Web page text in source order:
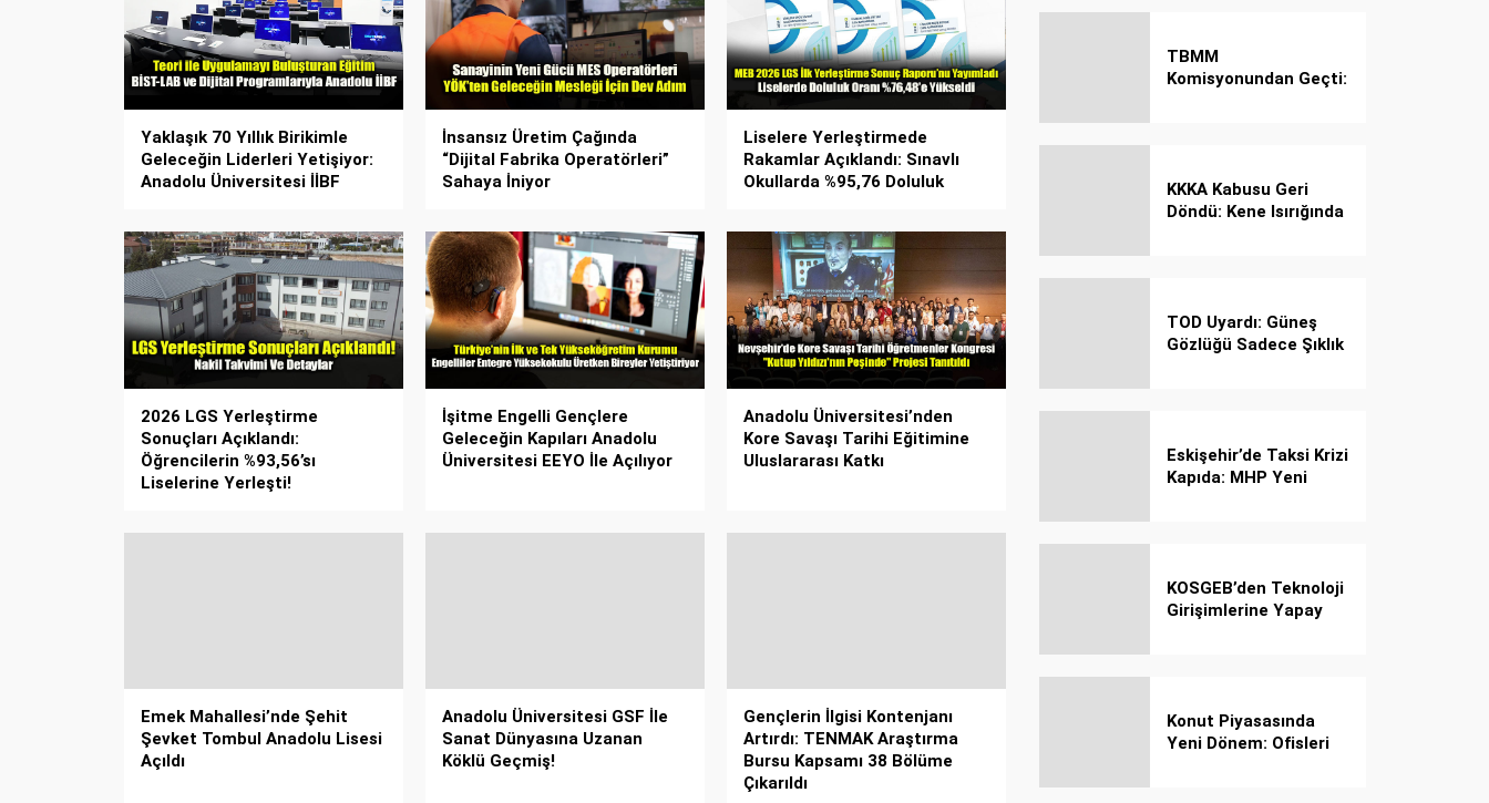
Yaklaşık 70 Yıllık Birikimle
Geleceğin Liderleri Yetişiyor:
Anadolu Üniversitesi İİBF
İnsansız Üretim Çağında
“Dijital Fabrika Operatörleri”
Sahaya İniyor
Liselere Yerleştirmede
Rakamlar Açıklandı: Sınavlı
Okullarda %95,76 Doluluk
2026 LGS Yerleştirme
Sonuçları Açıklandı:
Öğrencilerin %93,56’sı
Liselerine Yerleşti!
İşitme Engelli Gençlere
Geleceğin Kapıları Anadolu
Üniversitesi EEYO İle Açılıyor
Anadolu Üniversitesi’nden
Kore Savaşı Tarihi Eğitimine
Uluslararası Katkı
Emek Mahallesi’nde Şehit
Şevket Tombul Anadolu Lisesi
Açıldı
Anadolu Üniversitesi GSF İle
Sanat Dünyasına Uzanan
Köklü Geçmiş!
Gençlerin İlgisi Kontenjanı
Artırdı: TENMAK Araştırma
Bursu Kapsamı 38 Bölüme
Çıkarıldı
TBMM
Komisyonundan Geçti:
KKKA Kabusu Geri
Döndü: Kene Isırığında
TOD Uyardı: Güneş
Gözlüğü Sadece Şıklık
Eskişehir’de Taksi Krizi
Kapıda: MHP Yeni
KOSGEB’den Teknoloji
Girişimlerine Yapay
Konut Piyasasında
Yeni Dönem: Ofisleri